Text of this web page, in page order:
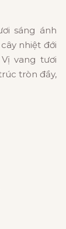
sáng ánh
nhiệt đới
vang tươi
tròn đầy,